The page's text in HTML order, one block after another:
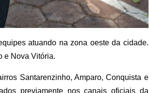
atuando na zona oeste da cidade.
e Nova Vitória.
Santarenzinho, Amparo, Conquista e
previamente nos canais oficiais da